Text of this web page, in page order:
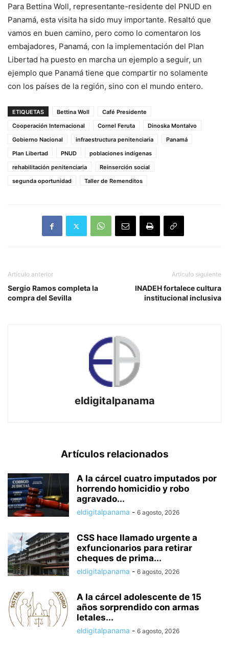
Para Bettina Woll, representante-residente del PNUD en
Panamá, esta visita ha sido muy importante. Resaltó que
vamos en buen camino, pero como lo comentaron los
embajadores, Panamá, con la implementación del Plan
Libertad ha puesto en marcha un ejemplo a seguir, un
ejemplo que Panamá tiene que compartir no solamente
con los países de la región, sino con el mundo entero.
ETIQUETAS Bettina Woll
Café Presidente
Cooperación Internacional
Cornel Feruta
Dinoska Montalvo
Gobierno Nacional
infraestructura penitenciaria
Panamá
Plan Libertad
PNUD
poblaciones indígenas
rehabilitación penitenciaria
Reinserción social
segunda oportunidad
Taller de Remenditos
Artículo anterior
Sergio Ramos completa la
compra del Sevilla
Artículo siguiente
INADEH fortalece cultura
institucional inclusiva
eldigitalpanama
Artículos relacionados
A la cárcel cuatro imputados por
horrendo homicidio y robo
agravado...
eldigitalpanama - 6 agosto, 2026
CSS hace llamado urgente a
exfuncionarios para retirar
cheques de prima...
eldigitalpanama - 6 agosto, 2026
A la cárcel adolescente de 15
años sorprendido con armas
letales...
eldigitalpanama - 6 agosto, 2026